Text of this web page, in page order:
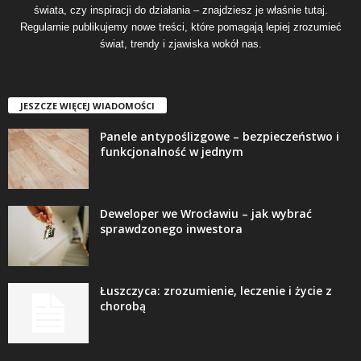
świata, czy inspiracji do działania – znajdziesz je właśnie tutaj.
Regularnie publikujemy nowe treści, które pomagają lepiej zrozumieć
świat, trendy i zjawiska wokół nas.
JESZCZE WIĘCEJ WIADOMOŚCI
Panele antypoślizgowe – bezpieczeństwo i
funkcjonalność w jednym
Deweloper we Wrocławiu – jak wybrać
sprawdzonego inwestora
Łuszczyca: zrozumienie, leczenie i życie z
chorobą